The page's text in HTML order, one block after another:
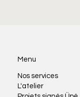
Menu
Nos services
L'atelier